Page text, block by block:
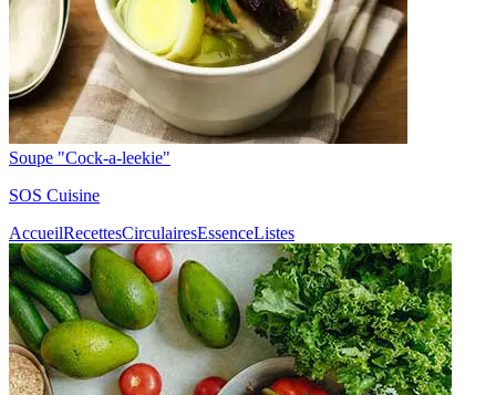
Soupe "Cock-a-leekie"
SOS Cuisine
AccueilRecettesCirculairesEssenceListes